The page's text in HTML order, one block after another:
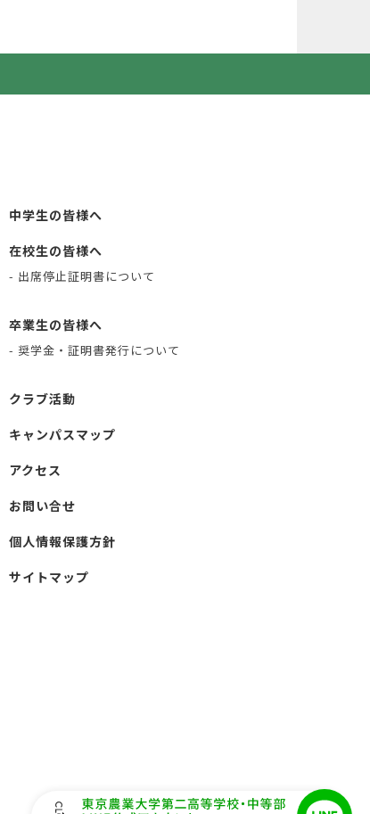
中学生の皆様へ
在校生の皆様へ
- 出席停止証明書について
卒業生の皆様へ
- 奨学金・証明書発行について
クラブ活動
キャンパスマップ
アクセス
お問い合せ
個人情報保護方針
サイトマップ